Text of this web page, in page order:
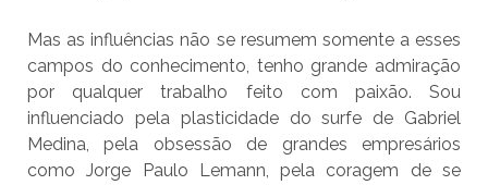
Mas as influências não se resumem somente a esses
campos do conhecimento, tenho grande admiração
por qualquer trabalho feito com paixão. Sou
influenciado pela plasticidade do surfe de Gabriel
Medina, pela obsessão de grandes empresários
como Jorge Paulo Lemann, pela coragem de se